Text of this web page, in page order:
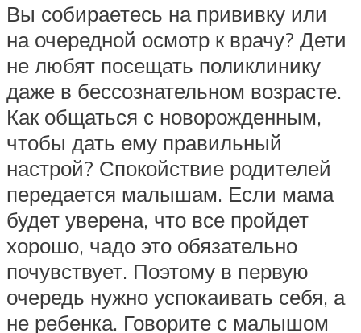
Вы собираетесь на прививку или
на очередной осмотр к врачу? Дети
не любят посещать поликлинику
даже в бессознательном возрасте.
Как общаться с новорожденным,
чтобы дать ему правильный
настрой? Спокойствие родителей
передается малышам. Если мама
будет уверена, что все пройдет
хорошо, чадо это обязательно
почувствует. Поэтому в первую
очередь нужно успокаивать себя, а
не ребенка. Говорите с малышом